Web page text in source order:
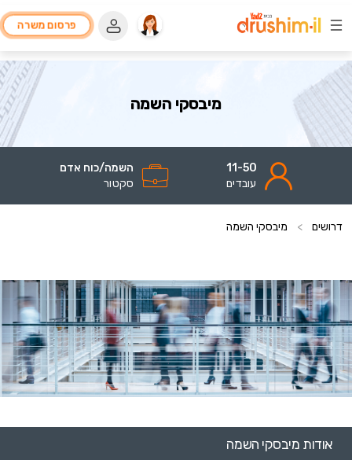
פרסום משרה
מיבסקי השמה
11-50
עובדים
השמה/כוח אדם
סקטור
דרושים > מיבסקי השמה
אודות מיבסקי השמה